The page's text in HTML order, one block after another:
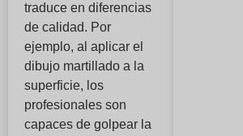
traduce en diferencias
de calidad. Por
ejemplo, al aplicar el
dibujo martillado a la
superficie, los
profesionales son
capaces de golpear la